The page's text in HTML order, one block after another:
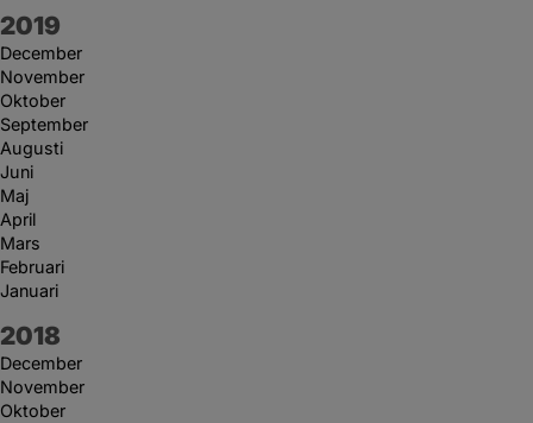
År:
2019
December
November
Oktober
September
Augusti
Juni
Maj
April
Mars
Februari
Januari
År:
2018
December
November
Oktober